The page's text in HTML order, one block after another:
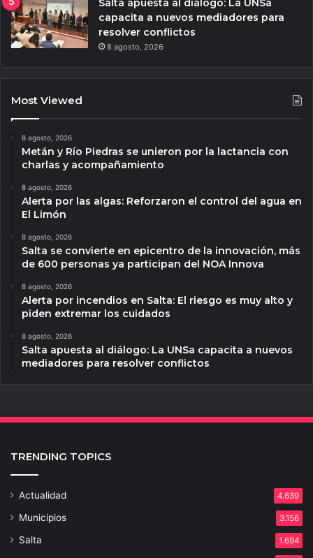
Salta apuesta al diálogo: La UNSa
capacita a nuevos mediadores para
resolver conflictos
8 agosto, 2026
Most Viewed
8 agosto, 2026
Metán y Río Piedras se unieron por la lactancia con
charlas y acompañamiento
8 agosto, 2026
Alerta por las algas: Reforzaron el control del agua en
El Limón
8 agosto, 2026
Salta se convierte en epicentro de la innovación, más
de 600 personas ya participan del NOA Innova
8 agosto, 2026
Alerta por incendios en Salta: El riesgo es muy alto y
piden extremar los cuidados
8 agosto, 2026
Salta apuesta al diálogo: La UNSa capacita a nuevos
mediadores para resolver conflictos
TRENDING TOPICS
Actualidad 4.639
Municipios 3.156
Salta 1.694